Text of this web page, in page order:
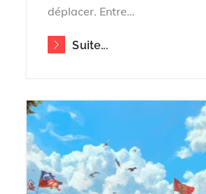
déplacer. Entre…
Suite...